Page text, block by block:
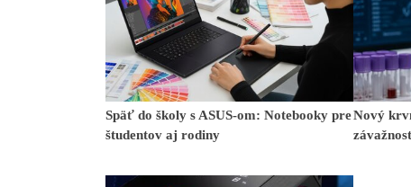
Späť do školy s ASUS-om: Notebooky pre
študentov aj rodiny
Nový